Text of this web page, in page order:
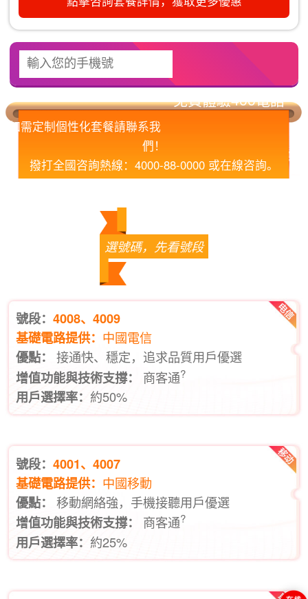
如需定制個性化套餐請聯系我
們！
撥打全國咨詢熱線：4000-88-0000 或在線咨詢。
您的滿意，我們的責任！
選號碼，先看號段
號段：4008、4009
基礎電路提供： 中國電信
優點：
接通快、穩定，追求品質用戶優選
增值功能與技術支撐：
商客通?
用戶選擇率： 約50%
號段：4001、4007
基礎電路提供： 中國移動
優點：
移動網絡強，手機接聽用戶優選
增值功能與技術支撐：
商客通?
用戶選擇率： 約25%